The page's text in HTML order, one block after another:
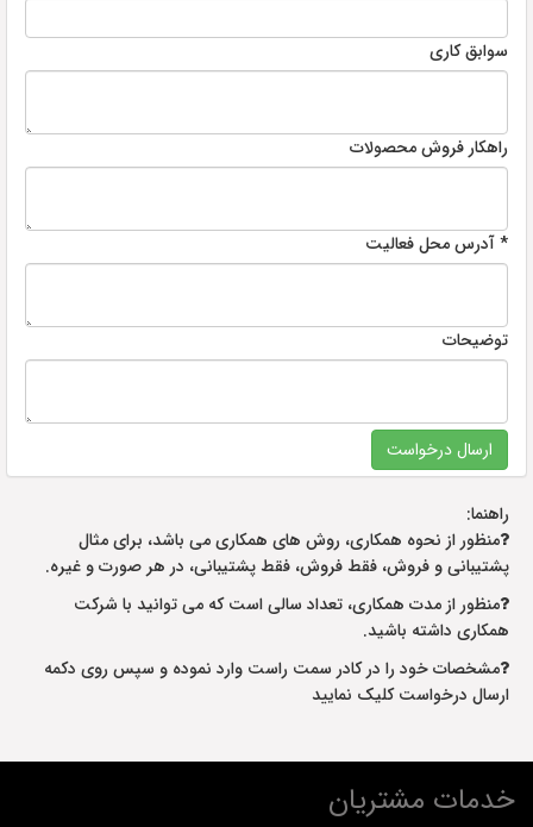
سوابق کاری
راهکار فروش محصولات
* آدرس محل فعالیت
توضیحات
راهنما:
منظور از نحوه همکاری، روش های همکاری می باشد، برای مثال
پشتیبانی و فروش، فقط فروش، فقط پشتیبانی، در هر صورت و غیره.
منظور از مدت همکاری، تعداد سالی است که می توانید با شرکت
همکاری داشته باشید.
مشخصات خود را در کادر سمت راست وارد نموده و سپس روی دکمه
ارسال درخواست کلیک نمایید
خدمات مشتریان